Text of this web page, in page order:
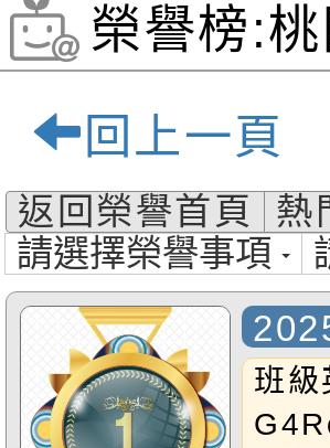
榮譽榜:
貝爾雙語
質雙語小
回上一頁
返回榮譽首頁
熱
請選擇榮譽事項
班級